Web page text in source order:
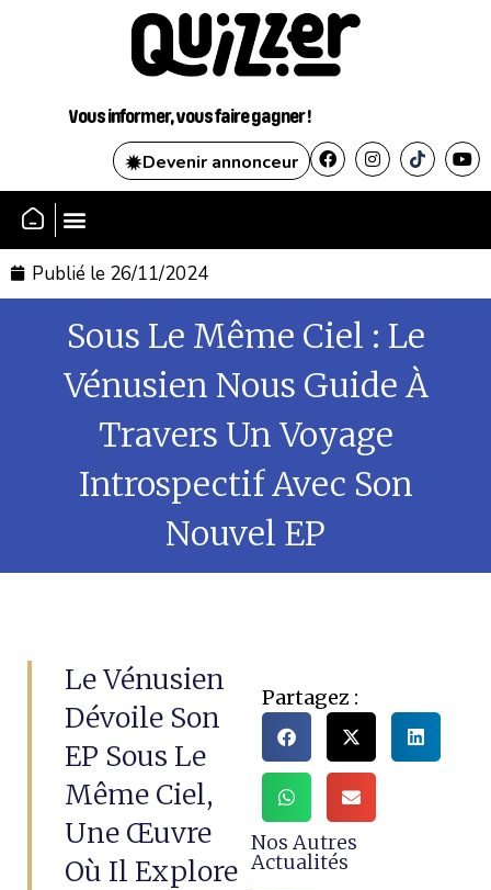
Vous informer, vous faire gagner !
Devenir annonceur
Publié le 26/11/2024
Sous Le Même Ciel : Le
Vénusien Nous Guide À
Travers Un Voyage
Introspectif Avec Son
Nouvel EP
Le Vénusien
Dévoile Son
EP Sous Le
Même Ciel,
Une Œuvre
Où Il Explore
Partagez :
Nos Autres
Actualités